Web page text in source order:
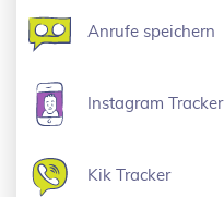
Anrufe speichern
Instagram Tracker
Kik Tracker